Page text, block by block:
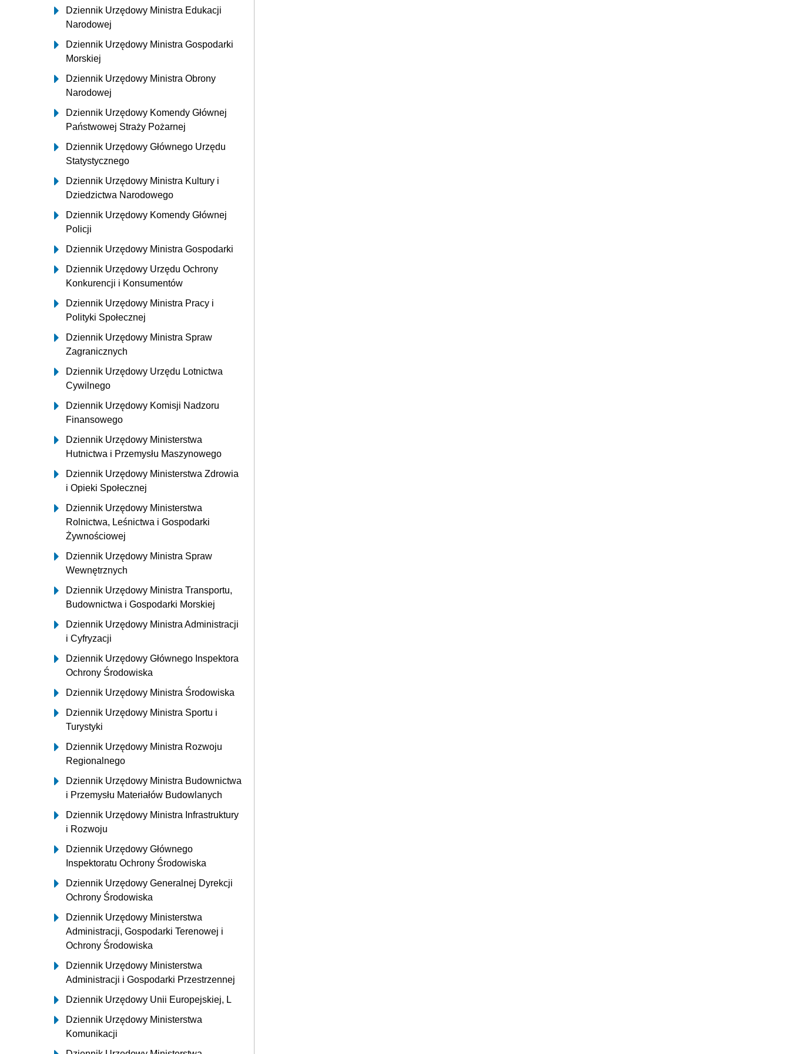
Dziennik Urzędowy Ministra Edukacji
Narodowej
Dziennik Urzędowy Ministra Gospodarki
Morskiej
Dziennik Urzędowy Ministra Obrony
Narodowej
Dziennik Urzędowy Komendy Głównej
Państwowej Straży Pożarnej
Dziennik Urzędowy Głównego Urzędu
Statystycznego
Dziennik Urzędowy Ministra Kultury i
Dziedzictwa Narodowego
Dziennik Urzędowy Komendy Głównej
Policji
Dziennik Urzędowy Ministra Gospodarki
Dziennik Urzędowy Urzędu Ochrony
Konkurencji i Konsumentów
Dziennik Urzędowy Ministra Pracy i
Polityki Społecznej
Dziennik Urzędowy Ministra Spraw
Zagranicznych
Dziennik Urzędowy Urzędu Lotnictwa
Cywilnego
Dziennik Urzędowy Komisji Nadzoru
Finansowego
Dziennik Urzędowy Ministerstwa
Hutnictwa i Przemysłu Maszynowego
Dziennik Urzędowy Ministerstwa Zdrowia
i Opieki Społecznej
Dziennik Urzędowy Ministerstwa
Rolnictwa, Leśnictwa i Gospodarki
Żywnościowej
Dziennik Urzędowy Ministra Spraw
Wewnętrznych
Dziennik Urzędowy Ministra Transportu,
Budownictwa i Gospodarki Morskiej
Dziennik Urzędowy Ministra Administracji
i Cyfryzacji
Dziennik Urzędowy Głównego Inspektora
Ochrony Środowiska
Dziennik Urzędowy Ministra Środowiska
Dziennik Urzędowy Ministra Sportu i
Turystyki
Dziennik Urzędowy Ministra Rozwoju
Regionalnego
Dziennik Urzędowy Ministra Budownictwa
i Przemysłu Materiałów Budowlanych
Dziennik Urzędowy Ministra Infrastruktury
i Rozwoju
Dziennik Urzędowy Głównego
Inspektoratu Ochrony Środowiska
Dziennik Urzędowy Generalnej Dyrekcji
Ochrony Środowiska
Dziennik Urzędowy Ministerstwa
Administracji, Gospodarki Terenowej i
Ochrony Środowiska
Dziennik Urzędowy Ministerstwa
Administracji i Gospodarki Przestrzennej
Dziennik Urzędowy Unii Europejskiej, L
Dziennik Urzędowy Ministerstwa
Komunikacji